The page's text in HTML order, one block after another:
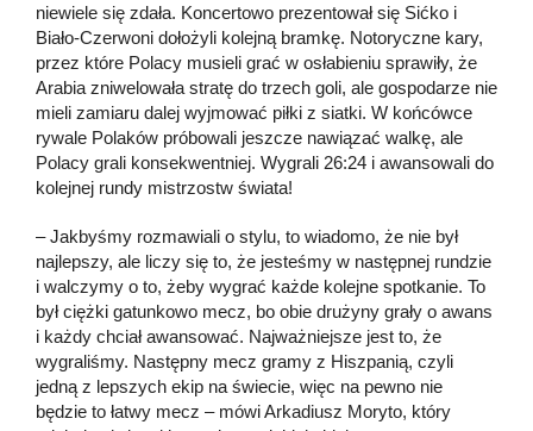
niewiele się zdała. Koncertowo prezentował się Sićko i
Biało-Czerwoni dołożyli kolejną bramkę. Notoryczne kary,
przez które Polacy musieli grać w osłabieniu sprawiły, że
Arabia zniwelowała stratę do trzech goli, ale gospodarze nie
mieli zamiaru dalej wyjmować piłki z siatki. W końcówce
rywale Polaków próbowali jeszcze nawiązać walkę, ale
Polacy grali konsekwentniej. Wygrali 26:24 i awansowali do
kolejnej rundy mistrzostw świata!
– Jakbyśmy rozmawiali o stylu, to wiadomo, że nie był
najlepszy, ale liczy się to, że jesteśmy w następnej rundzie
i walczymy o to, żeby wygrać każde kolejne spotkanie. To
był ciężki gatunkowo mecz, bo obie drużyny grały o awans
i każdy chciał awansować. Najważniejsze jest to, że
wygraliśmy. Następny mecz gramy z Hiszpanią, czyli
jedną z lepszych ekip na świecie, więc na pewno nie
będzie to łatwy mecz – mówi Arkadiusz Moryto, który